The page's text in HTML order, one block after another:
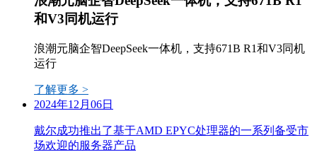
和V3同机运行
浪潮元脑企智DeepSeek一体机，支持671B R1和V3同机
运行
了解更多 >
2024年12月06日
戴尔成功推出了基于AMD EPYC处理器的一系列备受市
场欢迎的服务器产品